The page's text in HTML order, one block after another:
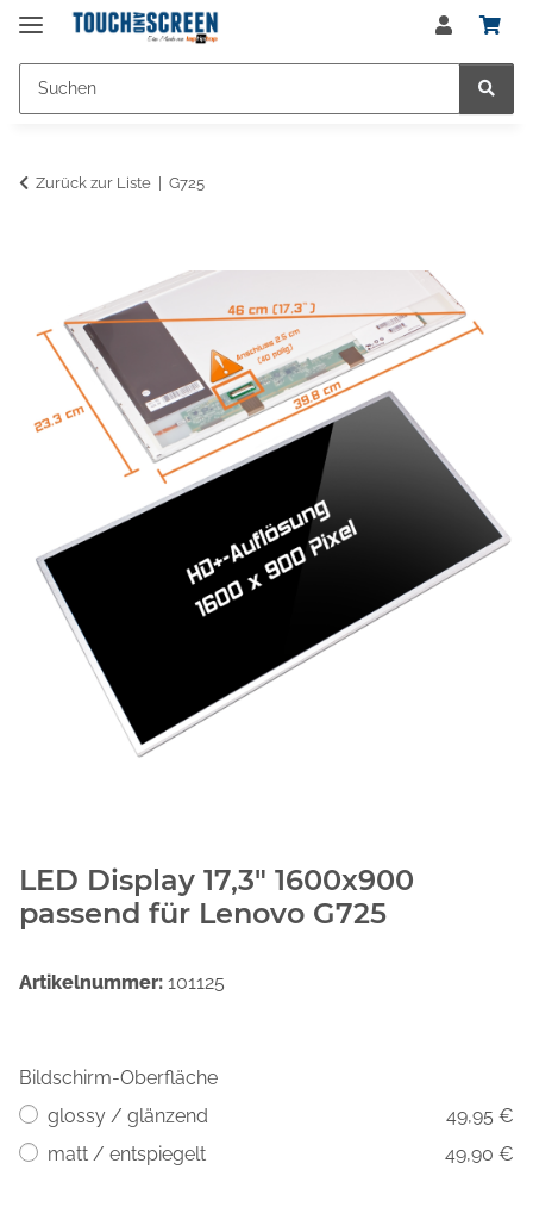
Zurück zur Liste G725
LED Display 17,3" 1600x900
passend für Lenovo G725
Artikelnummer: 101125
Bildschirm-Oberfläche
glossy / glänzend
49,95 €
matt / entspiegelt
49,90 €